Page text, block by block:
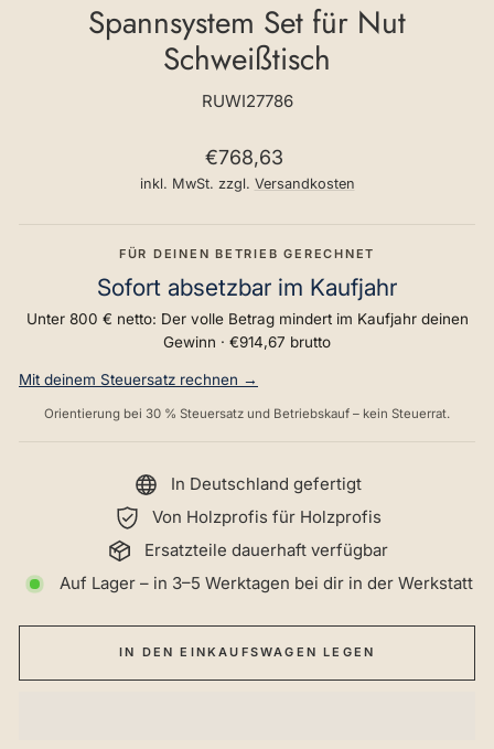
Spannsystem Set für Nut
Schweißtisch
RUWI27786
Normaler
Preis
€768,63
inkl. MwSt. zzgl. Versandkosten
FÜR DEINEN BETRIEB GERECHNET
Sofort absetzbar im Kaufjahr
Unter 800 € netto: Der volle Betrag mindert im Kaufjahr deinen
Gewinn · €914,67 brutto
Mit deinem Steuersatz rechnen →
Orientierung bei 30 % Steuersatz und Betriebskauf – kein Steuerrat.
In Deutschland gefertigt
Von Holzprofis für Holzprofis
Ersatzteile dauerhaft verfügbar
Auf Lager – in 3–5 Werktagen bei dir in der Werkstatt
IN DEN EINKAUFSWAGEN LEGEN